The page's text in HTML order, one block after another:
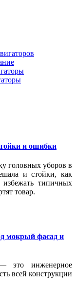
и ошибки
головных уборов в
и стойки, как
избежать типичных
товар.
мокрый фасад и
это инженерное
всей конструкции